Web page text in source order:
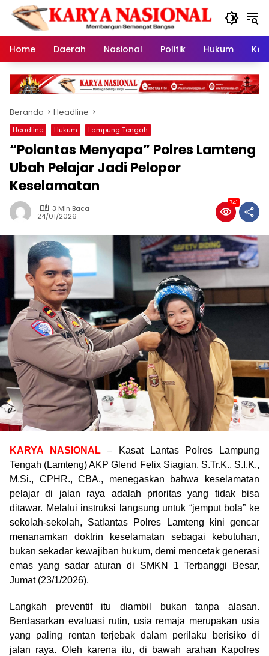
Langsung
konten
Home
Daerah Nasional Politik Hukum
Beranda Headline
Headline Hukum Lampung Tengah
“Polantas Menyapa” Polres Lamteng
Ubah Pelajar Jadi Pelopor
Keselamatan
3 Min Baca
24/01/2026
741
KARYA NASIONAL– Kasat Lantas Polres Lampung
Tengah (Lamteng) AKP Glend Felix Siagian, S.Tr.K., S.I.K.,
M.Si., CPHR., CBA., menegaskan bahwa keselamatan
pelajar di jalan raya adalah prioritas yang tidak bisa
ditawar. Melalui instruksi langsung untuk “jemput bola” ke
sekolah-sekolah, Satlantas Polres Lamteng kini gencar
menanamkan doktrin keselamatan sebagai kebutuhan,
bukan sekadar kewajiban hukum, demi mencetak generasi
emas yang sadar aturan di SMKN 1 Terbanggi Besar,
Jumat (23/1/2026).
Langkah preventif itu diambil bukan tanpa alasan.
Berdasarkan evaluasi rutin, usia remaja merupakan usia
yang paling rentan terjebak dalam perilaku berisiko di
jalan raya. Oleh karena itu, di bawah arahan Kapolres